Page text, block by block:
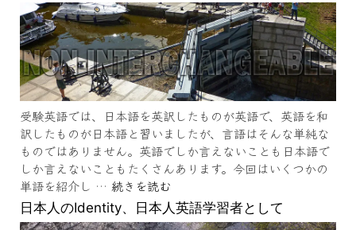
受験英語では、日本語を英訳したものが英語で、英語を和
訳したものが日本語と習いましたが、言語はそんな単純な
ものではありません。英語でしか言えないことも日本語で
しか言えないこともたくさんあります。今回はいくつかの
単語を紹介し … 続きを読む
日本人のIdentity、日本人英語学習者として